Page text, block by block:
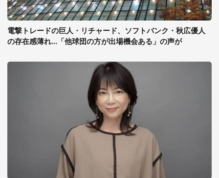
電撃トレードの巨人・リチャード、ソフトバンク・秋広優人
の存在感薄れ...「他球団の方が出場機会ある」の声が